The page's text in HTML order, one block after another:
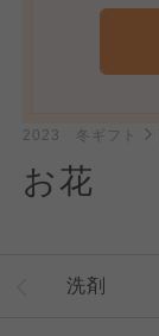
2023 冬ギフト
お花
洗剤